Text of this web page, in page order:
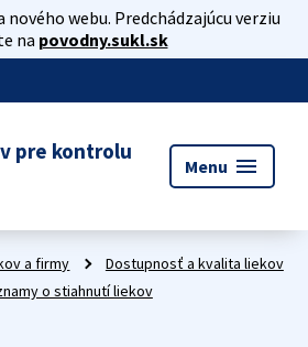
webu. Predchádzajúcu verziu
na povodny.sukl.sk
pre kontrolu
Menu menu
a firmy
Dostupnosť a kvalita liekov
o stiahnutí liekov